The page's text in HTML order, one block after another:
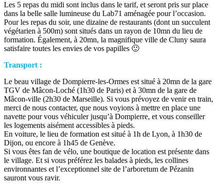
Les 5 repas du midi sont inclus dans le tarif, et seront pris sur place
dans la belle salle lumineuse du Lab71 aménagée pour l’occasion.
Pour les repas du soir, une dizaine de restaurants (dont un succulent
végétarien à 500m) sont situés dans un rayon de 10mn du lieu de
formation. Également, à 20mn, la magnifique ville de Cluny saura
satisfaire toutes les envies de vos papilles 🙂
Transport :
Le beau village de Dompierre-les-Ormes est situé à 20mn de la gare
TGV de Mâcon-Loché (1h30 de Paris) et à 30mn de la gare de
Mâcon-ville (2h30 de Marseille). Si vous prévoyez de venir en train,
merci de nous contacter, que nous voyions à mettre en place une
navette pour vous véhiculer jusqu’à Dompierre, et vous conseiller
les logements aisément accessibles à pieds.
En voiture, le lieu de formation est situé à 1h de Lyon, à 1h30 de
Dijon, ou encore à 1h45 de Genève.
Si vous êtes fan de vélo, une boutique de location est présente dans
le village. Et si vous préférez les balades à pieds, les collines
environnantes et l’exceptionnel site de l’arboretum de Pézanin
sauront vous ravir.